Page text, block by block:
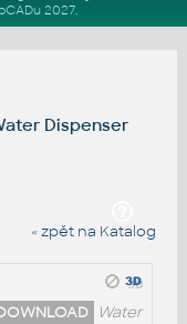
2027.
Dispenser
« zpět na Katalog
Water